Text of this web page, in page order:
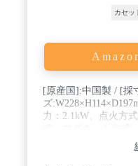
カセッ
[原産国]:中国製 / [採
ズ
力：2.1kW、点火方